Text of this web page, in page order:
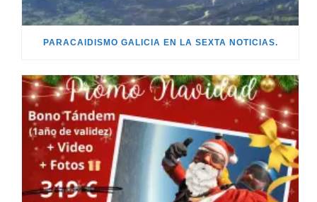
PARACAIDISMO GALICIA EN LA SEXTA NOTICIAS.